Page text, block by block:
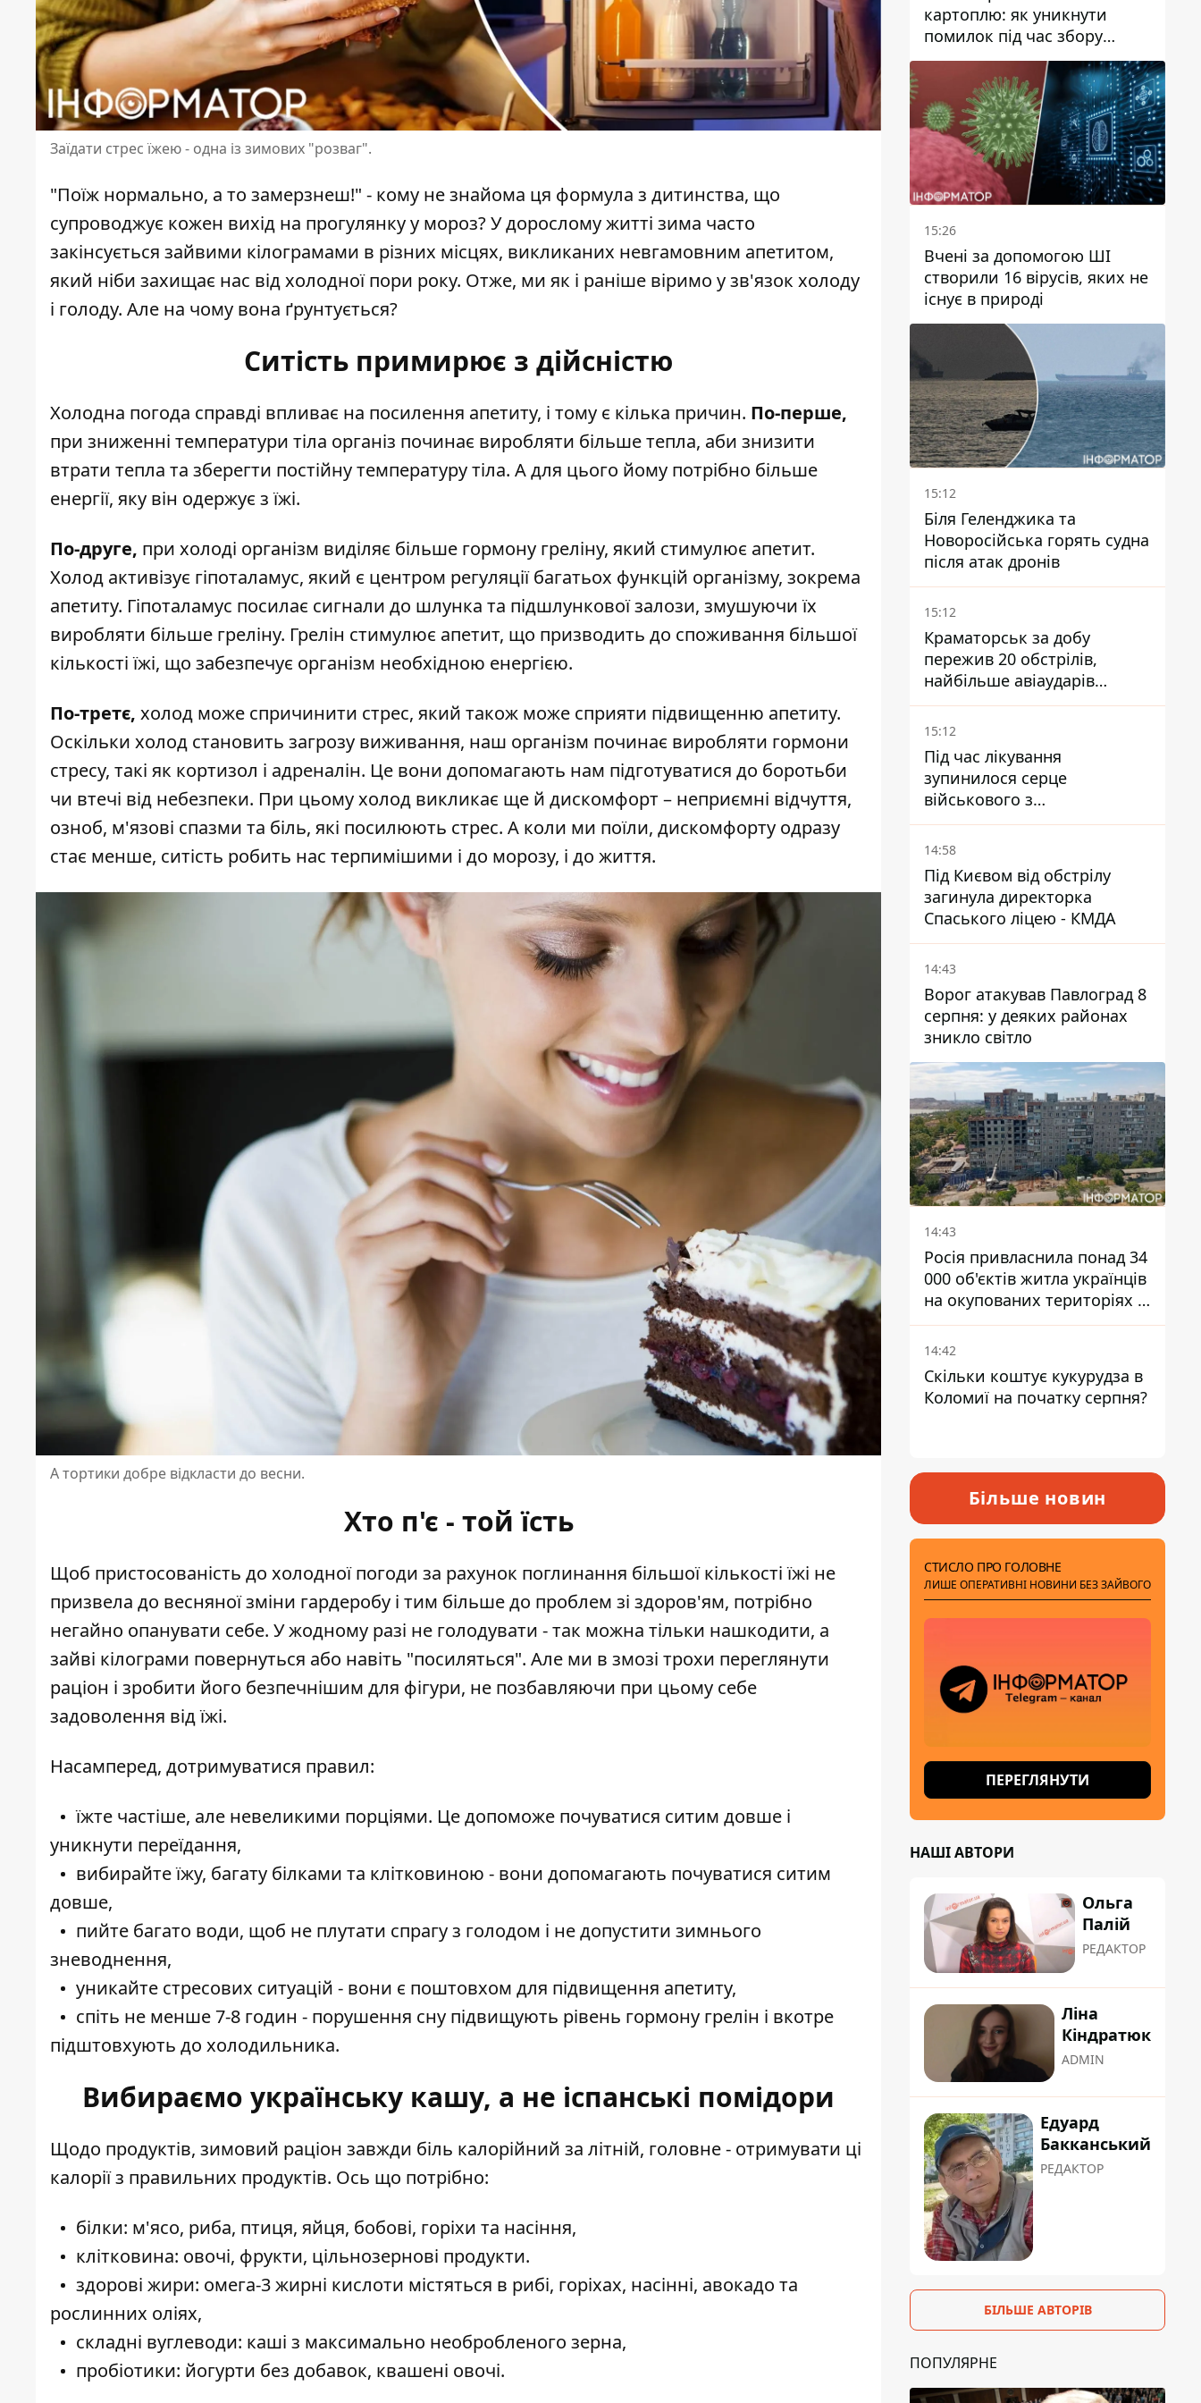
Заїдати стрес їжею - одна із зимових "розваг".
"Поїж нормально, а то замерзнеш!" - кому не знайома ця формула з дитинства, що
супроводжує кожен вихід на прогулянку у мороз? У дорослому житті зима часто
закінсується зайвими кілограмами в різних місцях, викликаних невгамовним апетитом,
який ніби захищає нас від холодної пори року. Отже, ми як і раніше віримо у зв'язок холоду
і голоду. Але на чому вона ґрунтується?
Ситість примирює з дійсністю
Холодна погода справді впливає на посилення апетиту, і тому є кілька причин. По-перше,
при зниженні температури тіла організ починає виробляти більше тепла, аби знизити
втрати тепла та зберегти постійну температуру тіла. А для цього йому потрібно більше
енергії, яку він одержує з їжі.
По-друге, при холоді організм виділяє більше гормону греліну, який стимулює апетит.
Холод активізує гіпоталамус, який є центром регуляції багатьох функцій організму, зокрема
апетиту. Гіпоталамус посилає сигнали до шлунка та підшлункової залози, змушуючи їх
виробляти більше греліну. Грелін стимулює апетит, що призводить до споживання більшої
кількості їжі, що забезпечує організм необхідною енергією.
По-третє, холод може спричинити стрес, який також може сприяти підвищенню апетиту.
Оскільки холод становить загрозу виживання, наш організм починає виробляти гормони
стресу, такі як кортизол і адреналін. Це вони допомагають нам підготуватися до боротьби
чи втечі від небезпеки. При цьому холод викликає ще й дискомфорт – неприємні відчуття,
озноб, м'язові спазми та біль, які посилюють стрес. А коли ми поїли, дискомфорту одразу
стає менше, ситість робить нас терпимішими і до морозу, і до життя.
А тортики добре відкласти до весни.
Хто п'є - той їсть
Щоб пристосованість до холодної погоди за рахунок поглинання більшої кількості їжі не
призвела до весняної зміни гардеробу і тим більше до проблем зі здоров'ям, потрібно
негайно опанувати себе. У жодному разі не голодувати - так можна тільки нашкодити, а
зайві кілограми повернуться або навіть "посиляться". Але ми в змозі трохи переглянути
раціон і зробити його безпечнішим для фігури, не позбавляючи при цьому себе
задоволення від їжі.
Насамперед, дотримуватися правил:
їжте частіше, але невеликими порціями. Це допоможе почуватися ситим довше і
уникнути переїдання,
вибирайте їжу, багату білками та клітковиною - вони допомагають почуватися ситим
довше,
пийте багато води, щоб не плутати спрагу з голодом і не допустити зимнього
зневоднення,
уникайте стресових ситуацій - вони є поштовхом для підвищення апетиту,
спіть не менше 7-8 годин - порушення сну підвищують рівень гормону грелін і вкотре
підштовхують до холодильника.
Вибираємо українську кашу, а не іспанські помідори
Щодо продуктів, зимовий раціон завжди біль калорійний за літній, головне - отримувати ці
калорії з правильних продуктів. Ось що потрібно:
білки: м'ясо, риба, птиця, яйця, бобові, горіхи та насіння,
клітковина: овочі, фрукти, цільнозернові продукти.
здорові жири: омега-3 жирні кислоти містяться в рибі, горіхах, насінні, авокадо та
рослинних оліях,
складні вуглеводи: каші з максимально необробленого зерна,
пробіотики: йогурти без добавок, квашені овочі.
картоплю: як уникнути
помилок під час збору
врожаю
15:26
Вчені за допомогою ШІ
створили 16 вірусів, яких не
існує в природі
15:12
Біля Геленджика та
Новоросійська горять судна
після атак дронів
15:12
Краматорськ за добу
пережив 20 обстрілів,
найбільше авіаударів
КАБ-250
15:12
Під час лікування
зупинилося серце
військового з
Дніпропетровської області
Ростислава Лупашка
14:58
Під Києвом від обстрілу
загинула директорка
Спаського ліцею - КМДА
14:43
Ворог атакував Павлоград 8
серпня: у деяких районах
зникло світло
14:43
Росія привласнила понад 34
000 об'єктів житла українців
на окупованих територіях -
розслідування BBC
14:42
Скільки коштує кукурудза в
Коломиї на початку серпня?
Більше новин
СТИСЛО ПРО ГОЛОВНЕ
ЛИШЕ ОПЕРАТИВНІ НОВИНИ БЕЗ ЗАЙВОГО
ПЕРЕГЛЯНУТИ
НАШІ АВТОРИ
Ольга
Палій
РЕДАКТОР
Ліна
Кіндратюк
ADMIN
Едуард
Бакканський
РЕДАКТОР
БІЛЬШЕ АВТОРІВ
ПОПУЛЯРНЕ